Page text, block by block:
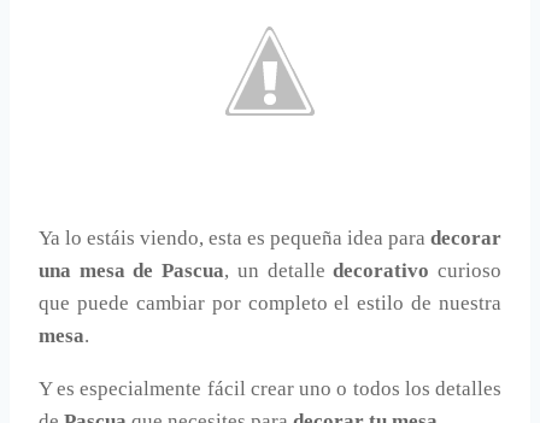
Ya lo estáis viendo, esta es pequeña idea para decorar
una mesa de Pascua, un detalledecorativo curioso
que puede cambiar por completo el estilo de nuestra
mesa.
Y es especialmente fácil crear uno o todos los detalles